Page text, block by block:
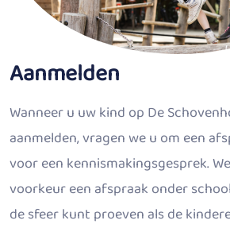
Aanmelden
Wanneer u uw kind op De
aanmelden, vragen we u om een
voor een kennismakingsgesprek.
voorkeur een afspraak onder
de sfeer kunt proeven als de